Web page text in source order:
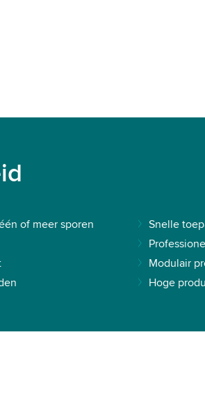
of meer sporen
Snelle
Modulair
Hoge